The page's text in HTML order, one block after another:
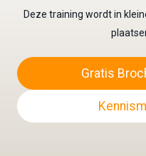
Deze training wordt in
Gratis